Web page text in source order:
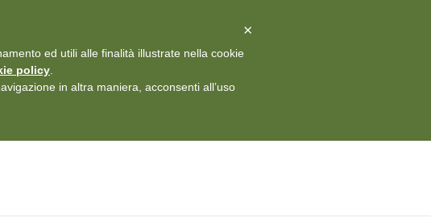
CASE HISTORY MEDIA CONTATTI
×
ed utili alle finalità illustrate nella cookie
policy
in altra maniera, acconsenti all’uso